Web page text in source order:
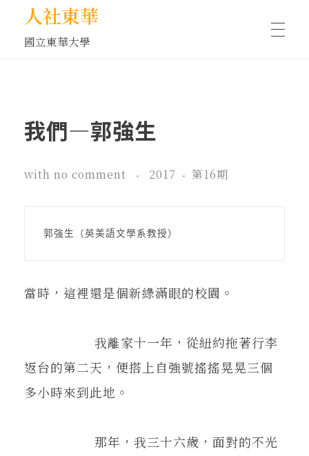
人社東華
國立東華大學
藝文空間
關鍵詞
我們—郭強生
with no comment 2017 第16期
郭強生（英美語文學系教授）
當時，這裡還是個新綠滿眼的校園。
我離家十一年，從紐約拖著行李
返台的第二天，便搭上自強號搖搖晃晃三個
多小時來到此地。
那年，我三十六歲，面對的不光